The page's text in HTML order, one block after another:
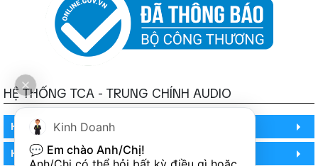
HỆ THỐNG TCA - TRUNG CHÍNH AUDIO
HỒ CHÍ MINH
HỒ CHÍ MINH
Kinh Doanh
💬 Em chào Anh/Chị!